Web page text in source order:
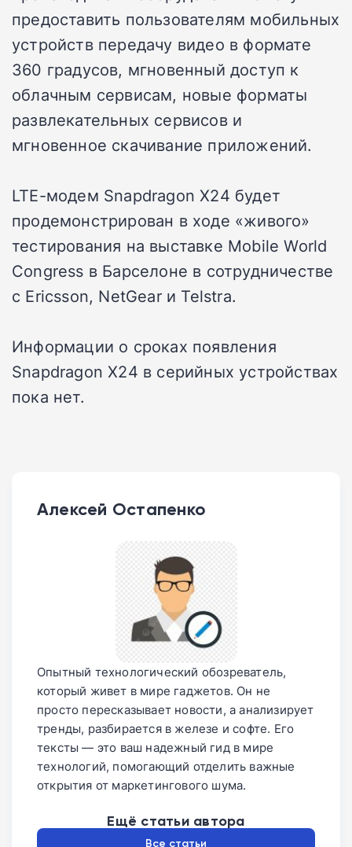
предоставить пользователям мобильных
устройств передачу видео в формате
360 градусов, мгновенный доступ к
облачным сервисам, новые форматы
развлекательных сервисов и
мгновенное скачивание приложений.
LTE-модем Snapdragon X24 будет
продемонстрирован в ходе «живого»
тестирования на выставке Mobile World
Congress в Барселоне в сотрудничестве
с Ericsson, NetGear и Telstra.
Информации о сроках появления
Snapdragon X24 в серийных устройствах
пока нет.
Алексей Остапенко
Опытный технологический обозреватель,
который живет в мире гаджетов. Он не
просто пересказывает новости, а анализирует
тренды, разбирается в железе и софте. Его
тексты — это ваш надежный гид в мире
технологий, помогающий отделить важные
открытия от маркетингового шума.
Ещё статьи автора
Все статьи